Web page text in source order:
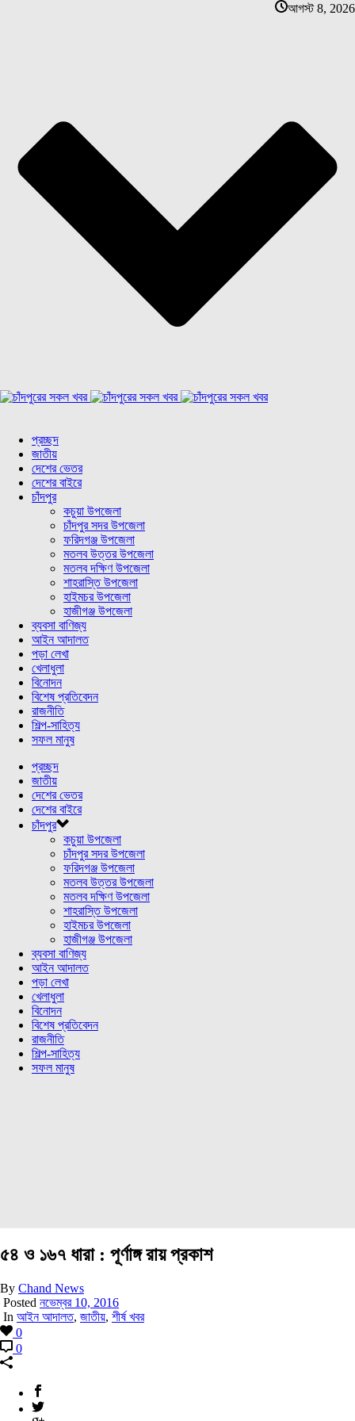
আগস্ট 8, 2026
প্রচ্ছদ
জাতীয়
দেশের ভেতর
দেশের বাইরে
চাঁদপুর
কচুয়া উপজেলা
চাঁদপুর সদর উপজেলা
ফরিদগঞ্জ উপজেলা
মতলব উত্তর উপজেলা
মতলব দক্ষিণ উপজেলা
শাহরাস্তি উপজেলা
হাইমচর উপজেলা
হাজীগঞ্জ উপজেলা
ব্যবসা বাণিজ্য
আইন আদালত
পড়া লেখা
খেলাধুলা
বিনোদন
বিশেষ প্রতিবেদন
রাজনীতি
শিল্প-সাহিত্য
সফল মানুষ
প্রচ্ছদ
জাতীয়
দেশের ভেতর
দেশের বাইরে
চাঁদপুর
কচুয়া উপজেলা
চাঁদপুর সদর উপজেলা
ফরিদগঞ্জ উপজেলা
মতলব উত্তর উপজেলা
মতলব দক্ষিণ উপজেলা
শাহরাস্তি উপজেলা
হাইমচর উপজেলা
হাজীগঞ্জ উপজেলা
ব্যবসা বাণিজ্য
আইন আদালত
পড়া লেখা
খেলাধুলা
বিনোদন
বিশেষ প্রতিবেদন
রাজনীতি
শিল্প-সাহিত্য
সফল মানুষ
৫৪ ও ১৬৭ ধারা : পূর্ণাঙ্গ রায় প্রকাশ
By Chand News
Posted নভেম্বর 10, 2016
In আইন আদালত, জাতীয়, শীর্ষ খবর
0
0